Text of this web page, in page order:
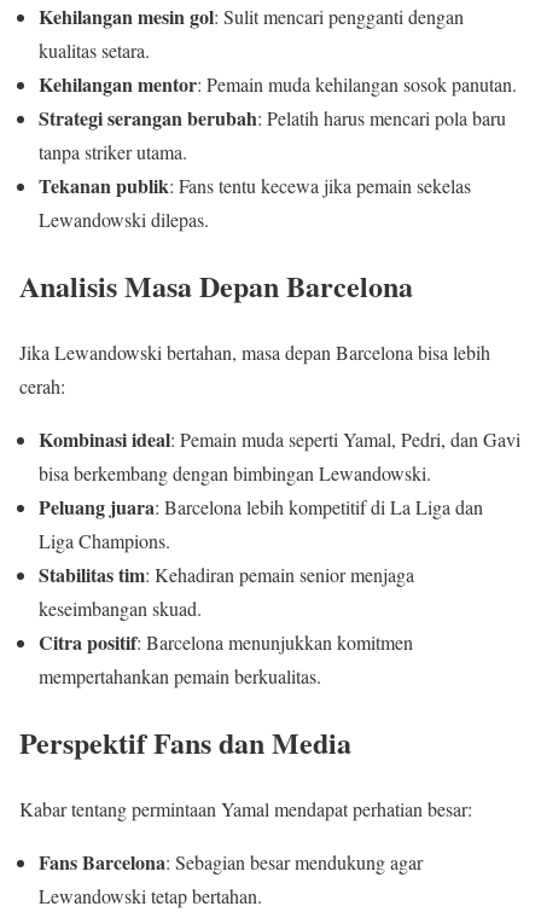
Kehilangan mesin gol: Sulit mencari pengganti dengan
kualitas setara.
Kehilangan mentor: Pemain muda kehilangan sosok panutan.
Strategi serangan berubah: Pelatih harus mencari pola baru
tanpa striker utama.
Tekanan publik: Fans tentu kecewa jika pemain sekelas
Lewandowski dilepas.
Analisis Masa Depan Barcelona
Jika Lewandowski bertahan, masa depan Barcelona bisa lebih
cerah:
Kombinasi ideal: Pemain muda seperti Yamal, Pedri, dan Gavi
bisa berkembang dengan bimbingan Lewandowski.
Peluang juara: Barcelona lebih kompetitif di La Liga dan
Liga Champions.
Stabilitas tim: Kehadiran pemain senior menjaga
keseimbangan skuad.
Citra positif: Barcelona menunjukkan komitmen
mempertahankan pemain berkualitas.
Perspektif Fans dan Media
Kabar tentang permintaan Yamal mendapat perhatian besar:
Fans Barcelona: Sebagian besar mendukung agar
Lewandowski tetap bertahan.